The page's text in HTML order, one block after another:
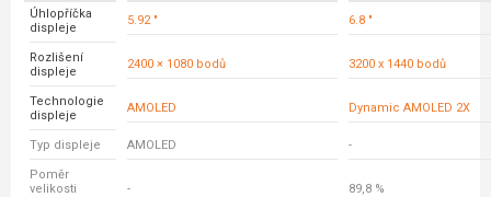
Úhlopříčka
displeje
5.92 " 6.8 "
Rozlišení
displeje
2400 × 1080 bodů 3200 x 1440 bodů
Technologie
displeje
AMOLED Dynamic AMOLED 2X
Typ displeje AMOLED -
Poměr
velikosti
- 89,8 %